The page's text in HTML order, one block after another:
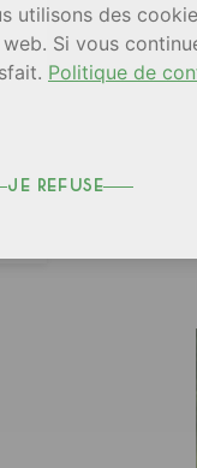
utilisons des
Si vous
Politique de
je refuse